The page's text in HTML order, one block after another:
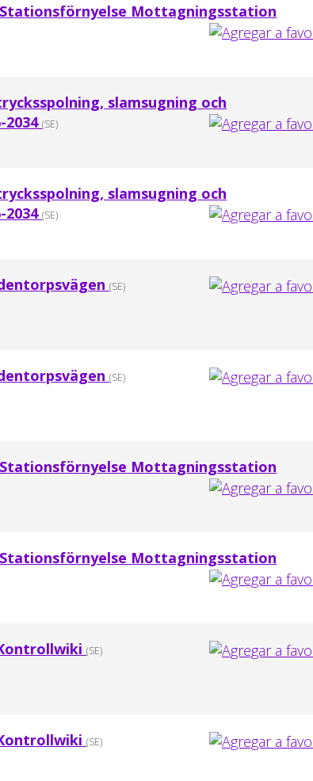
Stationsförnyelse Mottagningsstation
slamsugning och
2034(SE)
slamsugning och
2034(SE)
(SE)
(SE)
Stationsförnyelse Mottagningsstation
Stationsförnyelse Mottagningsstation
(SE)
(SE)